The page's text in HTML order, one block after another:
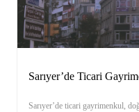
Sarıyer’de Ticari
Sarıyer’de ticari gayrimenkul,